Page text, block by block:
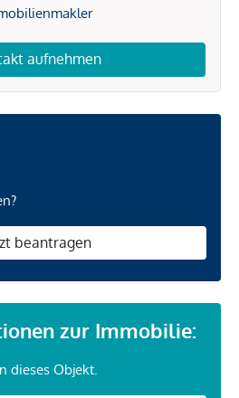
aufnehmen
beantragen
zur Immobilie:
dieses Objekt.